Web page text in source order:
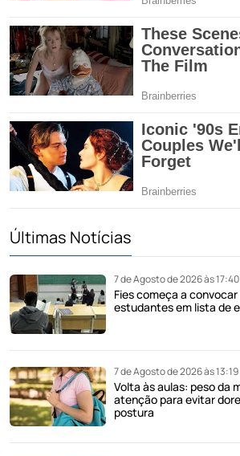
Últimas Notícias
7 de Agosto de 2026 às 17:40
Fies começa a
estudantes em lista de
7 de Agosto de 2026 às 13:19
Volta às aulas: peso da
atenção para evitar
postura